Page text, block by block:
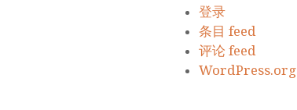
登录
条目 feed
评论 feed
WordPress.org